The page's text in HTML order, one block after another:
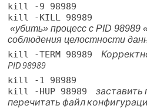
kill -9 98989
kill -KILL 98989
«убить» процесс с PID 98989
соблюдения целостности
kill -TERM 98989
PID 98989
kill -1 98989
kill -HUP 98989
заставить
перечитать файл